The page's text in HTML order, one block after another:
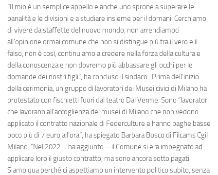
“Il mio è un semplice appello e anche uno sprone a superare le
banalità e le divisioni e a studiare insieme per il domani. Cerchiamo
di vivere da staffette del nuovo mondo, non arrendiamoci
all’opinione ormai comune che non si distingue più tra il vero e il
falso, non è così, continuiamo a credere nella forza della cultura e
della conoscenza e non dovremo più abbassare gli occhi per le
domande dei nostri figli”, ha concluso il sindaco. Prima dell’inizio
della cerimonia, un gruppo di lavoratori dei Musei civici di Milano ha
protestato con fischietti fuori dal teatro Dal Verme. Sono “lavoratori
che lavorano all’accoglienza dei musei di Milano che non vedono
applicato il contratto nazionale di Federculture e hanno paghe basse
poco più di 7 euro all’ora”, ha spiegato Barbara Bosco di Filcams Cgil
Milano. “Nel 2022 – ha aggiunto – il Comune si era impegnato ad
applicare loro il giusto contratto, ma sono ancora sotto pagati.
Siamo qua perché ci aspettiamo un intervento politico subito, senza